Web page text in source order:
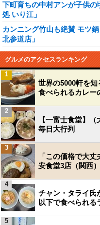
下町育ちの中村アンが子供
処 いり江」
カンニング竹山も絶賛 モツ
北参道店」
グルメのアクセスランキング
世界の5000軒を
食べられるカレー
1
【一富士食堂】
毎日大行列
2
「この価格で大
安食堂3店（関西）
3
チャン・タライ氏
以下で食べられる
4
5